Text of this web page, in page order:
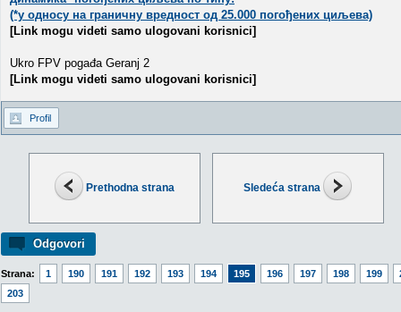
Prethodna strana Sledeća strana
Odgovori
Strana: 1 190 191 192 193 194 195 196 197 198 199
203
(*у односу на граничну вредност од 25.000 погођених циљева)
[Link mogu videti samo ulogovani korisnici]
Ukro FPV pogađa Geranj 2
[Link mogu videti samo ulogovani korisnici]
Profil